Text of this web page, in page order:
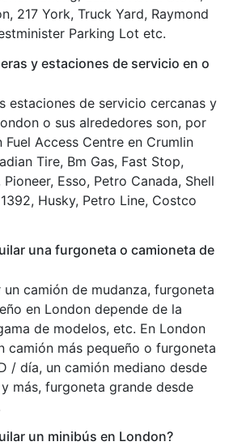
217 York, Truck Yard, Raymond
Parking Lot etc.
y estaciones de servicio en o
estaciones de servicio cercanas y
o sus alrededores son, por
Access Centre en Crumlin
Tire, Bm Gas, Fast Stop,
Esso, Petro Canada, Shell
Husky, Petro Line, Costco
una furgoneta o camioneta de
camión de mudanza, furgoneta
en London depende de la
de modelos, etc. En London
camión más pequeño o furgoneta
/ día, un camión mediano desde
más, furgoneta grande desde
un minibús en London?